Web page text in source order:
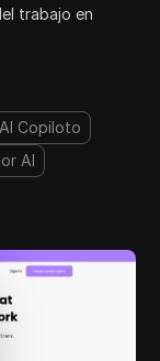
trabajo en
AI Copiloto
AI